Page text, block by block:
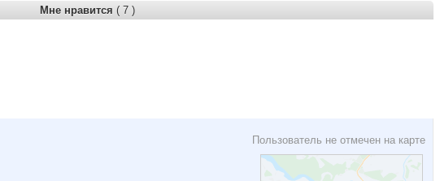
Мне нравится ( 7 )
Пользователь не отмечен на карте